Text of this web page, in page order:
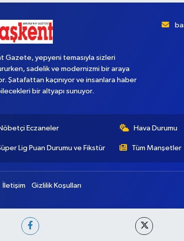
Gazete, yepyeni temasıyla sizleri
sadelik ve modernizmi bir araya
Şatafattan kaçınıyor ve insanlara haber
bir altyapı sunuyor.
Eczaneler Hava Durumu
Lig Puan Durumu ve Fikstür Tüm Manşetler
İletişim Gizlilik Koşulları